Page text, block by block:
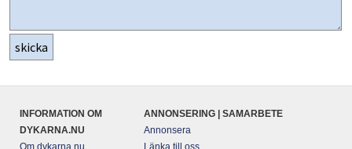
INFORMATION OM
DYKARNA.NU
Om dykarna.nu
ANNONSERING | SAMARBETE
Annonsera
Länka till oss